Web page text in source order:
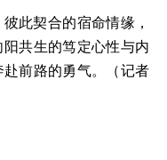
此契合的宿命情缘，
共生的笃定心性与内
前路的勇气。（记者